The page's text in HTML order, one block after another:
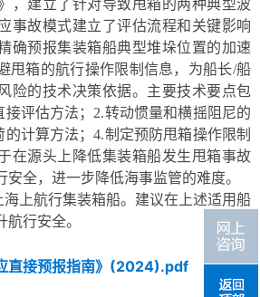
，建立了针对导致甩箱的两种典型波
事故模式建立了评估流程和关键影响
确预报集装箱船典型堆垛位置的加速
甩箱的航行操作限制信息，为船长/船
险的技术决策依据。主要技术要点包
评估方法； 2.转动惯量和横摇阻尼的
的计算方法；4.制定预防甩箱操作限制
在源头上降低集装箱船发生甩箱事故
安全，进一步降低海事监管的难度。
海上航行集装箱船。建议在上述适用船
行安全。
直接预报指南》(2024).pdf